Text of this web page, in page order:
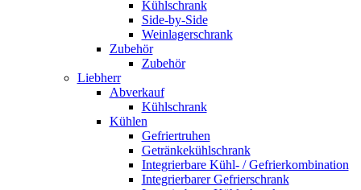
Kühlschrank
Side-by-Side
Weinlagerschrank
Zubehör
Zubehör
Liebherr
Abverkauf
Kühlschrank
Kühlen
Gefriertruhen
Getränkekühlschrank
Integrierbare Kühl- / Gefrierkombination
Integrierbarer Gefrierschrank